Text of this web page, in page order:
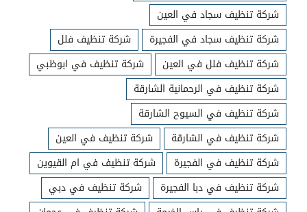
شركة تنظيف سجاد في العين
شركة تنظيف سجاد في الفجيرة
شركة تنظيف فلل
شركة تنظيف فلل في العين
شركة تنظيف في ابوظبي
شركة تنظيف في الرحمانية الشارقة
شركة تنظيف في السيوح الشارقة
شركة تنظيف في الشارقة
شركة تنظيف في العين
شركة تنظيف في الفجيرة
شركة تنظيف في ام القيوين
شركة تنظيف في دبا الفجيرة
شركة تنظيف في دبي